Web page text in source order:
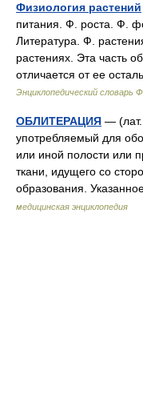
Физиология растений
питания. Ф. роста. Ф.
Литература. Ф.
растениях. Эта часть
отличается от ее
Энциклопедический словарь
ОБЛИТЕРАЦИЯ — (лат.
употребляемый для
или иной полости или
ткани, идущего со
образования.
медицинская энциклопедия